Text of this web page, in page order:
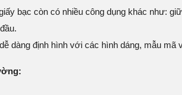
bạc còn có nhiều công dụng khác như:
dàng định hình với các hình dáng, mẫu